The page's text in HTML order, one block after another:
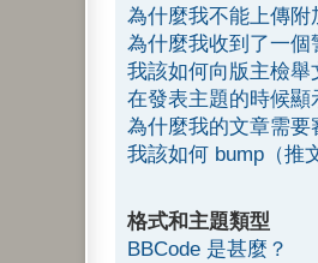
為什麼我不能上傳附
為什麼我收到了一個
我該如何向版主檢舉
在發表主題的時候顯
為什麼我的文章需要
我該如何 bump（推
格式和主題類型
BBCode 是甚麼？